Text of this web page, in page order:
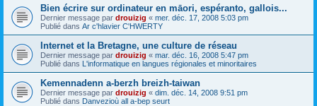
Bien écrire sur ordinateur en māori, espéranto, gallois...
Dernier message par drouizig « mer. déc. 17, 2008 5:03 pm
Publié dans Ar c'hlavier C'HWERTY
Internet et la Bretagne, une culture de réseau
Dernier message par drouizig « mar. déc. 16, 2008 5:47 pm
Publié dans L'informatique en langues régionales et minoritaires
Kemennadenn a-berzh breizh-taiwan
Dernier message par drouizig « dim. déc. 14, 2008 9:51 pm
Publié dans Danvezioù all a-bep seurt